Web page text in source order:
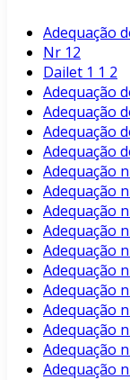
Adequação
Nr 12
Dailet 1 1 2
Adequação
Adequação
Adequação
Adequação
Adequação
Adequação
Adequação
Adequação
Adequação
Adequação
Adequação
Adequação
Adequação
Adequação
Adequação